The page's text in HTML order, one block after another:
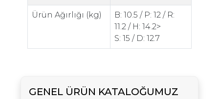
Ürün Ağırlığı (kg)
B: 10.5 / P: 12 / R:
11.2 / H: 14.2>
S: 15 / D: 12.7
GENEL ÜRÜN KATALOĞUMUZ